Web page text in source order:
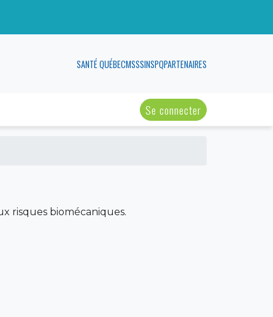
SANTÉ QUÉBECMSSSINSPQPARTENAIRES
Se connecter
risques biomécaniques.